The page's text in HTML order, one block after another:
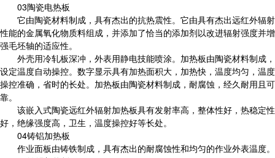
03陶瓷电热板
它由陶瓷材料制成，具有杰出的抗热震性。它由具有杰出远红外辐射
性能的金属氧化物质料组成，并添加了恰当的添加剂以改进辐射强度并增
强毛坯轴的适应性。
外壳用冷轧板深冲，外表用静电技能喷涂。加热板由陶瓷材料制成，
设定温度自动操控。数字显示具有加热面积大，加热快，温度均匀，温度
操控准确，省时的长处。加热板由陶瓷材料制成，耐腐蚀，经久耐用且可
靠。
该嵌入式陶瓷远红外辐射加热板具有发射率高，整体性好，热稳定性
好，绝缘强度高，卫生，温度操控好等长处。
04铸铝加热板
作业面板由铸铁制成，具有杰出的耐腐蚀性和均匀的作业外表温度。